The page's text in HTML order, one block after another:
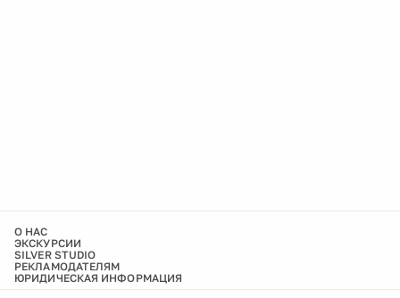
О НАС
ЭКСКУРСИИ
SILVER STUDIO
РЕКЛАМОДАТЕЛЯМ
ЮРИДИЧЕСКАЯ ИНФОРМАЦИЯ